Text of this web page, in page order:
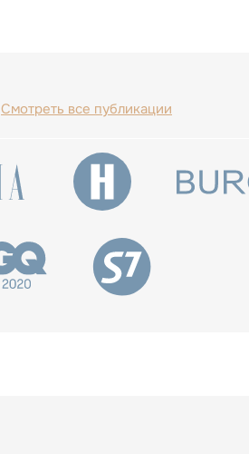
Смотреть все публикации